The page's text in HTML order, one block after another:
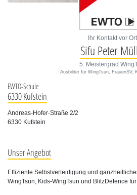
Ihr Kontakt vor
Sifu Peter
5. Meistergrad
Ausbilder für WingTsun, FrauenSV,
EWTO-Schule
6330 Kufstein
Andreas-Hofer-Straße 2/2
6330 Kufstein
Unser Angebot
Effiziente Selbstverteidigung und
WingTsun, Kids-WingTsun und BlitzDefence